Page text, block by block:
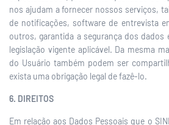
nos ajudam a fornecer nossos serviços,
de notificações, software de entrevista
outros, garantida a segurança dos dados
legislação vigente aplicável. Da mesma
do Usuário também podem ser
exista uma obrigação legal de fazê-lo.
6. DIREITOS
Em relação aos Dados Pessoais que o